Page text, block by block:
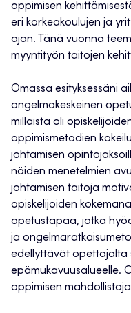
oppimisen
eri korkeakoulujen ja
ajan. Tänä vuonna
myyntityön taitojen
Omassa esityksessäni
ongelmakeskeinen
millaista oli
oppimismetodien
johtamisen
näiden menetelmien
johtamisen taitoja
opiskelijoiden
opetustapaa, jotka
ja
edellyttävät opettajalta
epämukavuusalueelle.
oppimisen